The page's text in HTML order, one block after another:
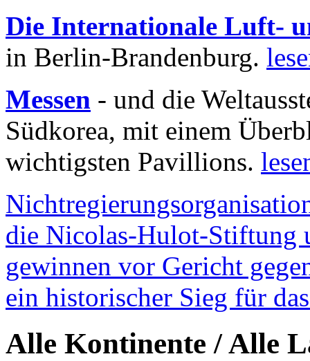
Die Internationale Luft-
in Berlin-Brandenburg.
Messen - und die
Südkorea, mit einem
wichtigsten Pavillions.
die Nicolas-Hulot-Stiftung
gewinnen vor Gericht
ein historischer Sieg für
Alle Kontinente / Alle